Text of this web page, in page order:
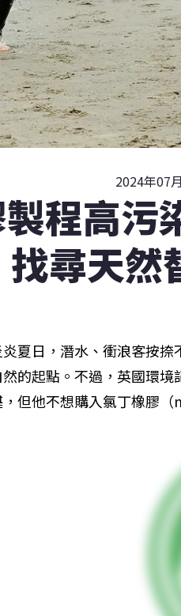
2024年07
程高污
找尋天然
炎夏日，潛水、衝浪客按
然的起點。不過，英國環
但他不想購入氯丁橡膠